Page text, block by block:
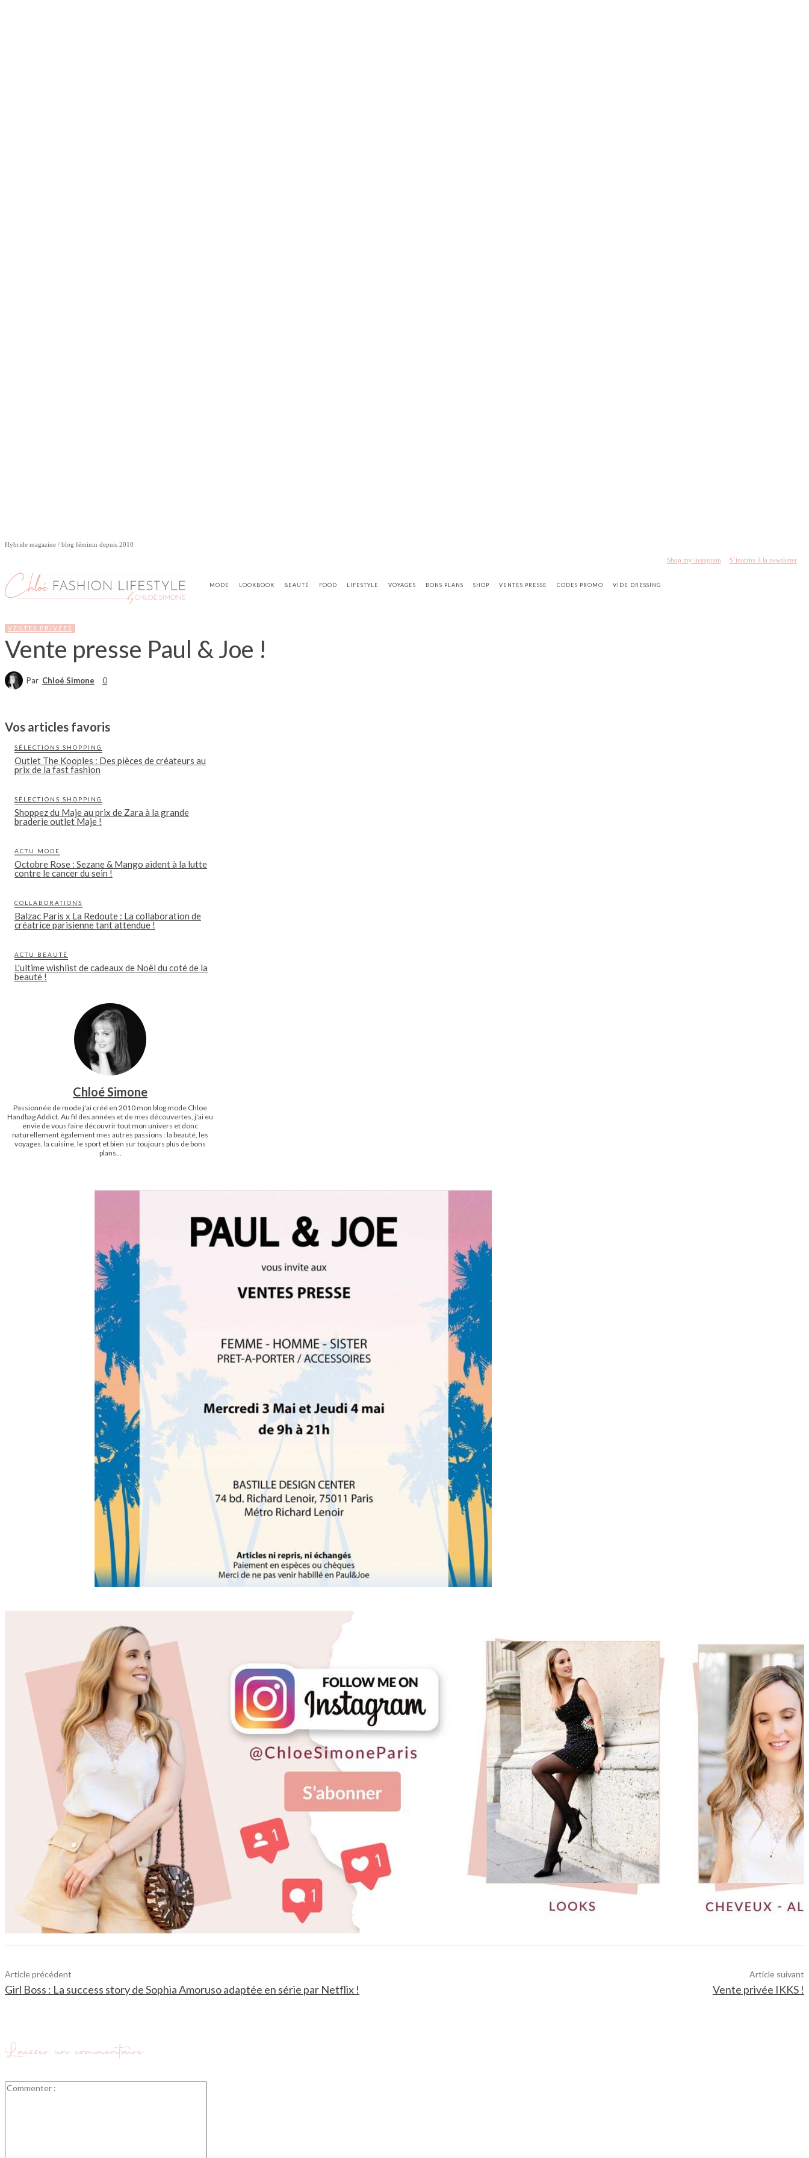
Hybride magazine / blog féminin depuis 2010
Shop my instagram S’inscrire à la newsletter
MODE LOOKBOOK BEAUTÉ FOOD LIFESTYLE VOYAGES BONS PLANS SHOP VENTES PRESSE CODES PROMO VIDE DRESSING
VENTES PRIVÉES
Vente presse Paul & Joe !
Par Chloé Simone 0
Vos articles favoris
SÉLECTIONS SHOPPING
Outlet The Kooples : Des pièces de créateurs au
prix de la fast fashion
SÉLECTIONS SHOPPING
Shoppez du Maje au prix de Zara à la grande
braderie outlet Maje !
ACTU MODE
Octobre Rose : Sezane & Mango aident à la lutte
contre le cancer du sein !
COLLABORATIONS
Balzac Paris x La Redoute : La collaboration de
créatrice parisienne tant attendue !
ACTU BEAUTÉ
L'ultime wishlist de cadeaux de Noël du coté de la
beauté !
Chloé Simone
Passionnée de mode j'ai créé en 2010 mon blog mode Chloe
Handbag Addict. Au fil des années et de mes découvertes, j'ai eu
envie de vous faire découvrir tout mon univers et donc
naturellement également mes autres passions : la beauté, les
voyages, la cuisine, le sport et bien sur toujours plus de bons
plans...
Article précédent
Girl Boss : La success story de Sophia Amoruso adaptée en série par Netflix !
Article suivant
Vente privée IKKS !
Laisser un commentaire